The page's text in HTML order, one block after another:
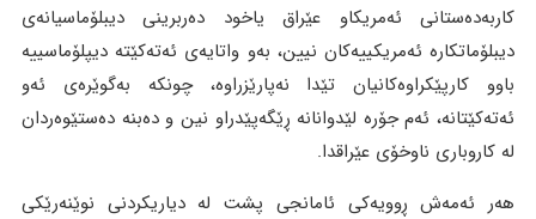
کاربەدەستانی ئەمریکاو عێراق یاخود دەربرینی دیبلۆماسیانەی
دیبلۆماتکارە ئەمریکییەکان نیین، بەو واتایەی ئەتەکێتە دیپلۆماسییە
باوو کارپێکراوەکانیان تێدا نەپارێزراوە، چونکە بەگوێرەی ئەو
ئەتەکێتانە، ئەم جۆرە لێدوانانە ڕێگەپێدراو نین و دەبنە دەستێوەردان
لە کاروباری ناوخۆی عێراقدا.
هەر ئەمەش ڕوویەکی ئامانجی پشت لە دیاریکردنی نوێنەرێکی